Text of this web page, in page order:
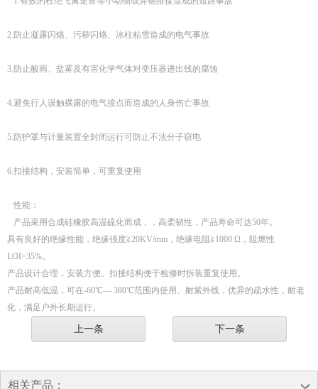
2.防止凝露闪烙、污秽闪烙、冰柱粘雪造成的电气事故
3.防止酸雨、盐雾及有害化学气体对变压器进出线的腐蚀
4.避免行人误触裸露的电气接点而造成的人身伤亡事故
5.防护罩与计量装置全封闭运行可防止不法分子窃电
6.扣接结构，安装简单，可重复使用
性能：
产品采用合成硅橡胶高温硫化而成，，高柔韧性，产品寿命可达50年。
具有良好的绝缘性能，绝缘强度≧20KV/mm，绝缘电阻≧1000 Ω，阻燃性
LOI>35%。
产品设计合理，安装方便。扣接结构便于检修时拆装重复使用。
产品耐高低温，可在-60℃— 380℃范围内使用。耐紫外线，优异的疏水性，耐老
化，满足户外长期运行。
上一条 下一条
相关产品：